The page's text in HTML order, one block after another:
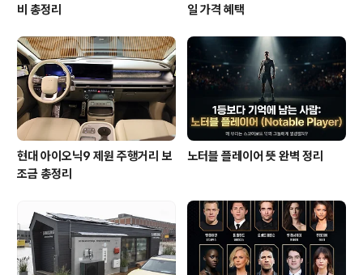
비 총정리
일 가격 혜택
현대 아이오닉9 제원 주행거리 보
조금 총정리
노터블 플레이어 뜻 완벽 정리